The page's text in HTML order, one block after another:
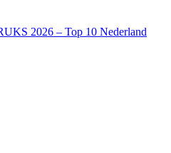
2026 – Top 10 Nederland